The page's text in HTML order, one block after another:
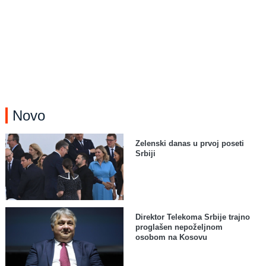
Novo
Zelenski danas u prvoj poseti
Srbiji
Direktor Telekoma Srbije trajno
proglašen nepoželjnom
osobom na Kosovu